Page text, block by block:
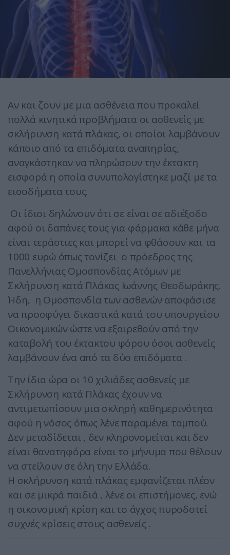
Αν και ζουν με μια ασθένεια που προκαλεί
πολλά κινητικά προβλήματα οι ασθενείς με
σκλήρυνση κατά πλάκας, οι οποίοι λαμβάνουν
κάποιο από τα επιδόματα αναπηρίας,
αναγκάστηκαν να πληρώσουν την έκτακτη
εισφορά η οποία συνυπολογίστηκε μαζί με τα
εισοδήματα τους.
Οι ίδιοι δηλώνουν ότι σε είναι σε αδιέξοδο
αφού οι δαπάνες τους για φάρμακα κάθε μήνα
είναι τεράστιες και μπορεί να φθάσουν και τα
1000 ευρώ όπως τονίζει ο πρόεδρος της
Πανελλήνιας Ομοσπονδίας Ατόμων με
Σκλήρυνση κατά Πλάκας Ιωάννης Θεοδωράκης.
Ήδη, η Ομοσπονδία των ασθενών αποφάσισε
να προσφύγει δικαστικά κατά του υπουργείου
Οικονομικών ώστε να εξαιρεθούν από την
καταβολή του έκτακτου φόρου όσοι ασθενείς
λαμβάνουν ένα από τα δύο επιδόματα .
Την ίδια ώρα οι 10 χιλιάδες ασθενείς με
Σκλήρυνση κατά Πλάκας έχουν να
αντιμετωπίσουν μια σκληρή καθημερινότητα
αφού η νόσος όπως λένε παραμένει ταμπού.
Δεν μεταδίδεται , δεν κληρονομείται και δεν
είναι θανατηφόρα είναι το μήνυμα που θέλουν
να στείλουν σε όλη την Ελλάδα.
Η σκλήρυνση κατά πλάκας εμφανίζεται πλέον
και σε μικρά παιδιά , λένε οι επιστήμονες, ενώ
η οικονομική κρίση και το άγχος πυροδοτεί
συχνές κρίσεις στους ασθενείς .